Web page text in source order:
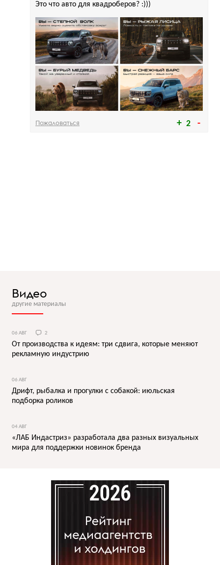
2
Это что авто для квадроберов? :)))
Пожаловаться
Видео
другие материалы
06 АВГ 2
От производства к идеям: три сдвига, которые меняют
рекламную индустрию
06 АВГ
Дрифт, рыбалка и прогулки с собакой: июльская
подборка роликов
04 АВГ
«ЛАБ Индастриз» разработала два разных визуальных
мира для поддержки новинок бренда